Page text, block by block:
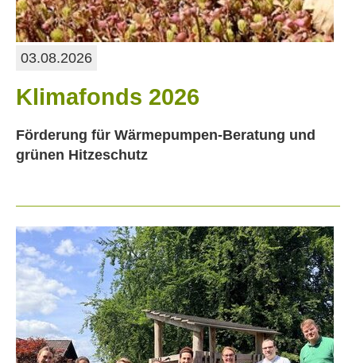
03.08.2026
Klimafonds 2026
Förderung für Wärmepumpen-Beratung und
grünen Hitzeschutz